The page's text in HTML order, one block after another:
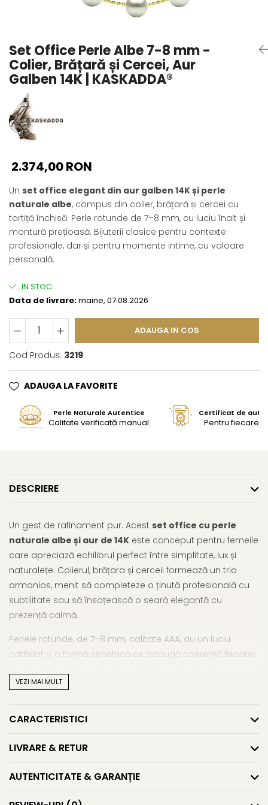
Seturi Perle cu Argint
Pandantive cu Perle
Brose cu Perle
Set Office Perle Albe 7-8 mm -
Colier, Brățară și Cercei, Aur
Galben 14K | KASKADDA®
2.374,00 RON
Un set office elegant din aur galben 14K și perle
naturale albe, compus din colier, brățară și cercei cu
tortiță închisă. Perle rotunde de 7–8 mm, cu luciu înalt și
montură prețioasă. Bijuterii clasice pentru contexte
profesionale, dar și pentru momente intime, cu valoare
personală.
IN STOC
Data de livrare:maine, 07.08.2026
ADAUGA IN COS
Cod Produs: 3219
ADAUGA LA FAVORITE
Perle Naturale Autentice
Calitate verificată manual
Certificat de
Pentru fiecare
DESCRIERE
Un gest de rafinament pur. Acest set office cu perle
naturale albe și aur de 14K este conceput pentru femeile
care apreciază echilibrul perfect între simplitate, lux și
naturalețe. Colierul, brățara și cerceii formează un trio
armonios, menit să completeze o ținută profesională cu
subtilitate sau să însoțească o seară elegantă cu
prezență calmă.
Perlele rotunde, de 7–8 mm, calitate AAA, au un luciu
catifelat și o formă simetrică ce adaugă coerență fiecărei
brățara – 18 cm. Cerceii cu tortiță închisă din aur 14K sunt
Acestset cu perle albe și aur galben 14K
este o alegere
exprimă stilul prin detalii autentice, nu prin excese. Poate
frumusețea de fiecare zi.
VEZI MAI MULT
CARACTERISTICI
LIVRARE & RETUR
AUTENTICITATE & GARANȚIE